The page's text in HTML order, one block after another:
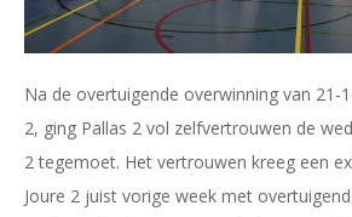
Na de overtuigende overwinning van 21-
2, ging Pallas 2 vol zelfvertrouwen de
2 tegemoet. Het vertrouwen kreeg een
Joure 2 juist vorige week met